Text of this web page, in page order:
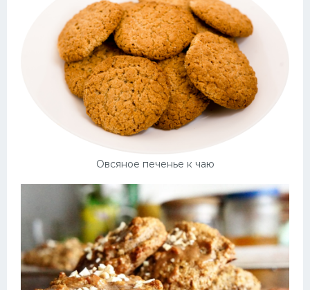
Овсяное печенье к чаю